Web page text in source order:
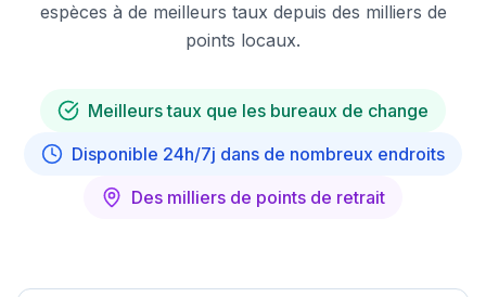
espèces à de meilleurs taux depuis des milliers de
points locaux.
Meilleurs taux que les bureaux de change
Disponible 24h/7j dans de nombreux endroits
Des milliers de points de retrait